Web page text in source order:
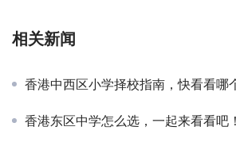
相关新闻
香港中西区小学择校指南，快看看哪个
香港东区中学怎么选，一起来看看吧！